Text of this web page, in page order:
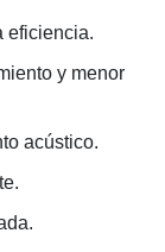
eficiencia.
y menor
acústico.